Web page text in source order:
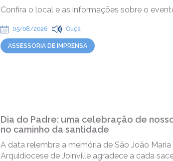
Confira o local e as informações sobre o
05/08/2026 Ouça
ASSESSORIA DE IMPRENSA
Dia do Padre: uma celebração de
no caminho da santidade
A data relembra a memória de São João Maria
Arquidiocese de Joinville agradece a cada